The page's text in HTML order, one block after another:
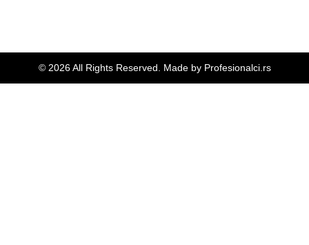
© 2026 All Rights Reserved. Made by Profesionalci.rs